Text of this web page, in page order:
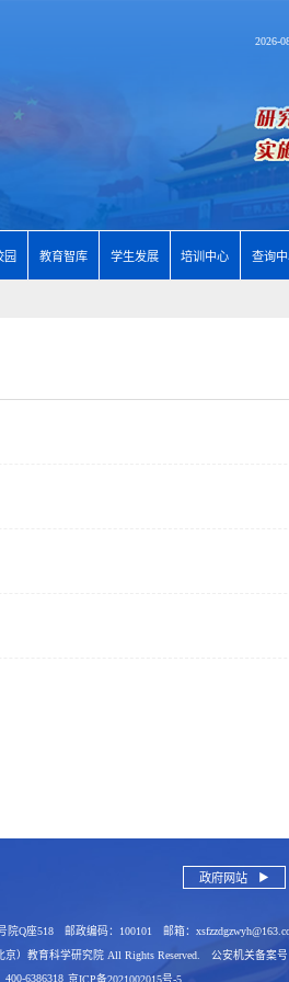
2026-
园 教育智库 学生发展 培训中心 查询
政府网站
院Q座518 邮政编码： 100101 邮箱：
）教育科学研究院 All Rights Reserved. 公安机关备案号
400-6386318 京ICP备2021002015号-5